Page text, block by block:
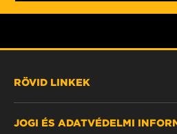
RÖVID LINKEK
JOGI ÉS ADATVÉDELMI